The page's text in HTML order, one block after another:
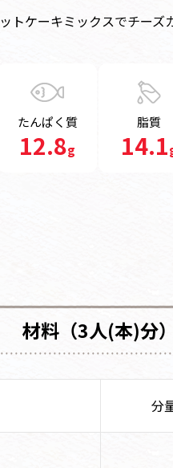
トケーキミックスでチーズ
たんぱく質
12.8g
脂質
14.1
材料（3人(本)分）
分